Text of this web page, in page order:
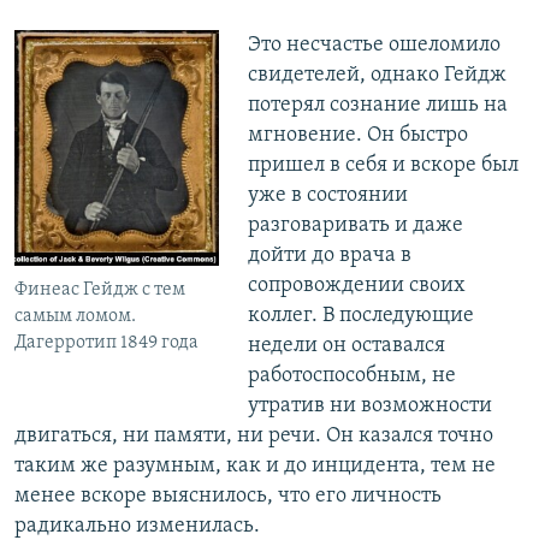
Финеас Гейдж с тем
самым ломом.
Дагерротип 1849 года
Это несчастье ошеломило
свидетелей, однако Гейдж
потерял сознание лишь на
мгновение. Он быстро
пришел в себя и вскоре был
уже в состоянии
разговаривать и даже
дойти до врача в
сопровождении своих
коллег. В последующие
недели он оставался
работоспособным, не
утратив ни возможности
двигаться, ни памяти, ни речи. Он казался точно
таким же разумным, как и до инцидента, тем не
менее вскоре выяснилось, что его личность
радикально изменилась.